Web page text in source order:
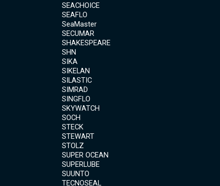
SEACHOICE
SEAFLO
SeaMaster
SECUMAR
SHAKESPEARE
SHN
SIKA
SIKELAN
SILASTIC
SIMRAD
SINGFLO
SKYWATCH
SOCH
STECK
STEWART
STOLZ
SUPER OCEAN
SUPERLUBE
SUUNTO
TECNOSEAL